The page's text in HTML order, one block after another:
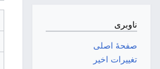
ناوبری
صفحهٔ اصلی
تغییرات اخیر